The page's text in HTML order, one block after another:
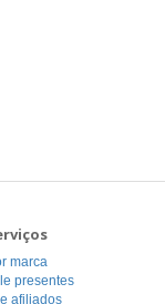
marca
presentes
afiliados